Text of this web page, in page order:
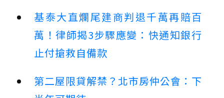
基泰大直爛尾建商判退千萬再賠百
萬！律師揭3步驟應變：快通知銀行
止付搶救自備款
第二屋限貸解禁？北市房仲公會：下